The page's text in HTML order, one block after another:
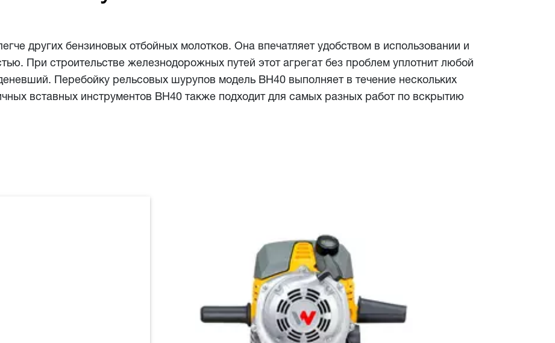
других бензиновых отбойных молотков. Она впечатляет удобством в использовании и
При строительстве железнодорожных путей этот агрегат без проблем уплотнит любой
Перебойку рельсовых шурупов модель BH40 выполняет в течение нескольких
вставных инструментов BH40 также подходит для самых разных работ по вскрытию